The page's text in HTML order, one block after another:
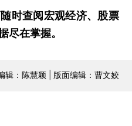
随时查阅宏观经济、股票
尽在掌握。
辑：陈慧颖 | 版面编辑：曹文姣